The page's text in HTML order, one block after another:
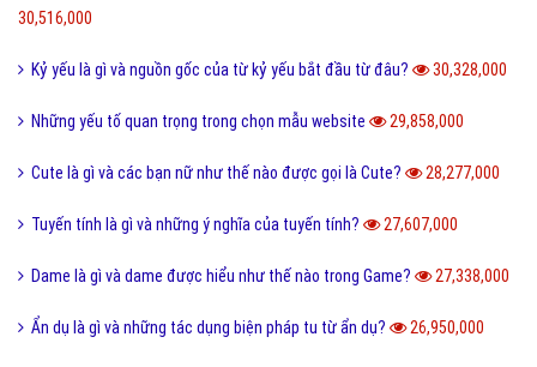
30,516,000
Kỷ yếu là gì và nguồn gốc của từ kỷ yếu bắt đầu từ đâu? 30,328,000
Những yếu tố quan trọng trong chọn mẫu website 29,858,000
Cute là gì và các bạn nữ như thế nào được gọi là Cute? 28,277,000
Tuyến tính là gì và những ý nghĩa của tuyến tính? 27,607,000
Dame là gì và dame được hiểu như thế nào trong Game? 27,338,000
Ẩn dụ là gì và những tác dụng biện pháp tu từ ẩn dụ? 26,950,000